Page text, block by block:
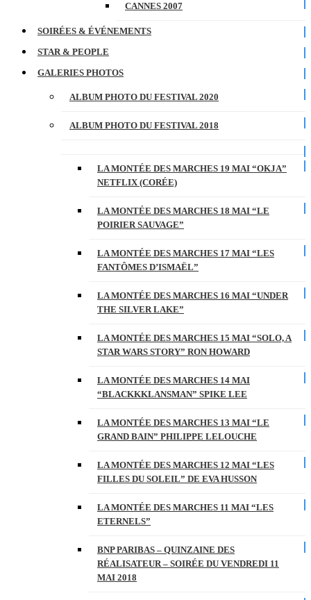
CANNES 2007
SOIRÉES & ÉVÉNEMENTS
STAR & PEOPLE
GALERIES PHOTOS
ALBUM PHOTO DU FESTIVAL 2020
ALBUM PHOTO DU FESTIVAL 2018
LA MONTÉE DES MARCHES 19 MAI “OKJA”
NETFLIX (CORÉE)
LA MONTÉE DES MARCHES 18 MAI “LE
POIRIER SAUVAGE”
LA MONTÉE DES MARCHES 17 MAI “LES
FANTÔMES D’ISMAËL”
LA MONTÉE DES MARCHES 16 MAI “UNDER
THE SILVER LAKE”
LA MONTÉE DES MARCHES 15 MAI “SOLO, A
STAR WARS STORY” RON HOWARD
LA MONTÉE DES MARCHES 14 MAI
“BLACKKKLANSMAN” SPIKE LEE
LA MONTÉE DES MARCHES 13 MAI “LE
GRAND BAIN” PHILIPPE LELOUCHE
LA MONTÉE DES MARCHES 12 MAI “LES
FILLES DU SOLEIL” DE EVA HUSSON
LA MONTÉE DES MARCHES 11 MAI “LES
ETERNELS”
BNP PARIBAS – QUINZAINE DES
RÉALISATEUR – SOIRÉE DU VENDREDI 11
MAI 2018